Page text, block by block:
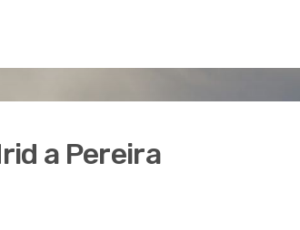
a Pereira